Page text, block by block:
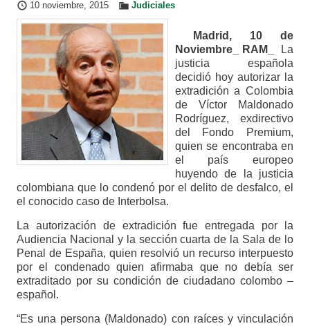
10 noviembre, 2015 Judiciales
Madrid, 10 de
Noviembre_ RAM_
La
justicia española
decidió hoy autorizar la
extradición a Colombia
de Víctor Maldonado
Rodríguez, exdirectivo
del Fondo Premium,
quien se encontraba en
el país europeo
huyendo de la justicia
colombiana que lo condenó por el delito de desfalco, el
el conocido caso de Interbolsa.
La autorización de extradición fue entregada por la
Audiencia Nacional y la sección cuarta de la Sala de lo
Penal de España, quien resolvió un recurso interpuesto
por el condenado quien afirmaba que no debía ser
extraditado por su condición de ciudadano colombo –
español.
“Es una persona (Maldonado) con raíces y vinculación